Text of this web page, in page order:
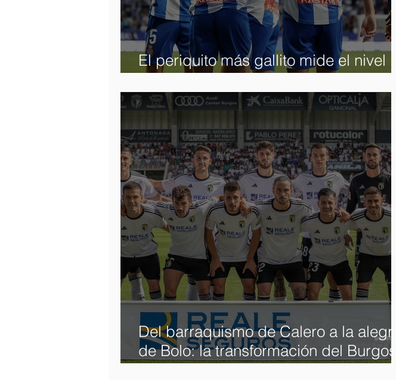
El periquito más gallito mide el nivel
real de este Levante
Del barraquismo de Calero a la alegría
de Bolo: la transformación del Burgos
CF